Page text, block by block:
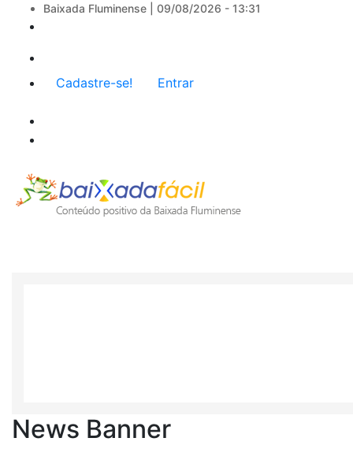
Baixada Fluminense | 09/08/2026 - 13:31
Menu
de
usuário
Cadastre-se! Entrar
News Banner